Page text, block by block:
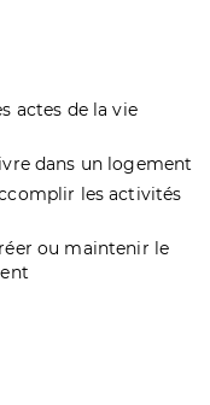
actes de la vie
dans un logement
les activités
ou maintenir le